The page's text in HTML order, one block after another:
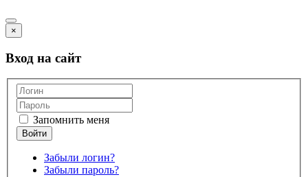
×
Вход на сайт
Запомнить меня
Забыли логин?
Забыли пароль?